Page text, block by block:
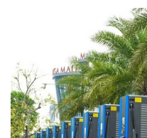
kỳ vọng thúc đẩy sử dụng
tăng của nền kinh tế số và